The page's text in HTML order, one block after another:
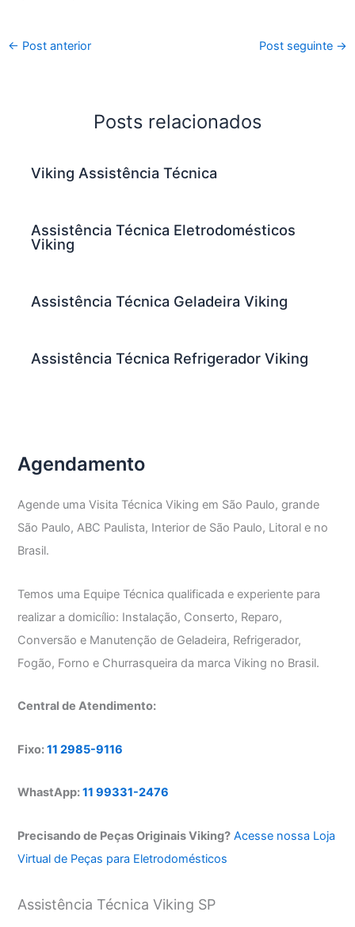
← Post anterior Post seguinte →
Posts relacionados
Viking Assistência Técnica
Assistência Técnica Eletrodomésticos
Viking
Assistência Técnica Geladeira Viking
Assistência Técnica Refrigerador Viking
Agendamento
Agende uma Visita Técnica Viking em São Paulo, grande
São Paulo, ABC Paulista, Interior de São Paulo, Litoral e no
Brasil.
Temos uma Equipe Técnica qualificada e experiente para
realizar a domicílio: Instalação, Conserto, Reparo,
Conversão e Manutenção de Geladeira, Refrigerador,
Fogão, Forno e Churrasqueira da marca Viking no Brasil.
Central de Atendimento:
Fixo:11 2985-9116
WhastApp:11 99331-2476
Precisando de Peças Originais Viking? Acesse nossa Loja
Virtual de Peças para Eletrodomésticos
Assistência Técnica Viking SP